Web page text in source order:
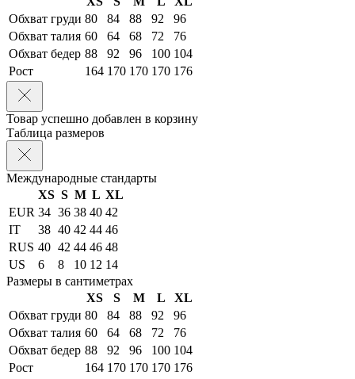
Обхват груди 80 84 88 92
96
Обхват талия 60 64 68 72
76
Обхват бедер 88 92 96 100 104
Рост
164 170 170 170 176
Товар успешно добавлен в корзину
Таблица размеров
Международные стандарты
XS S M L XL
EUR 34 36 38 40 42
IT
38 40 42 44 46
RUS 40 42 44 46 48
US
6 8 10 12 14
Размеры в сантиметрах
XS
S M L
XL
Обхват груди 80 84 88 92
96
Обхват талия 60 64 68 72
76
Обхват бедер 88 92 96 100 104
Рост
164 170 170 170 176